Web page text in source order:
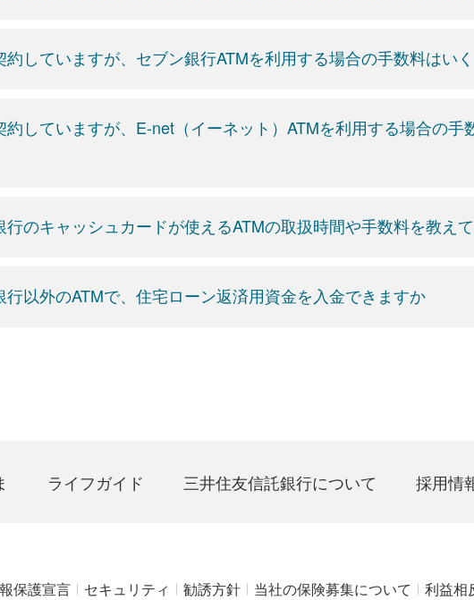
約していますが、セブン銀行ATMを利用する場合の手数料はい
約していますが、E-net（イーネット）ATMを利用する場合の手
行のキャッシュカードが使えるATMの取扱時間や手数料を教え
行以外のATMで、住宅ローン返済用資金を入金できますか
ライフガイド 三井住友信託銀行について 採用情
保護宣言 セキュリティ 勧誘方針 当社の保険募集について
利益相